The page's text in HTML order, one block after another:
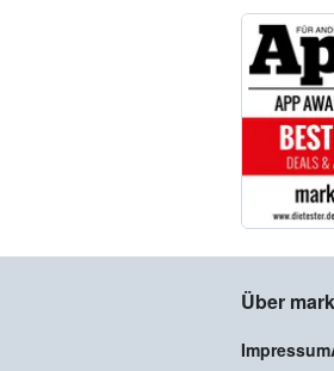
Über
Impressum